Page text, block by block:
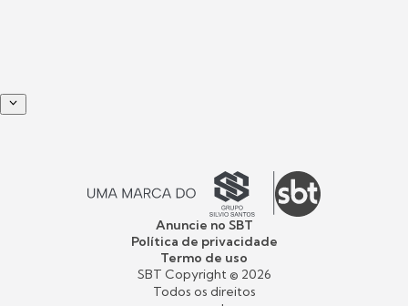
Anuncie no SBT
Política de privacidade
Termo de uso
SBT Copyright © 2026
Todos os direitos